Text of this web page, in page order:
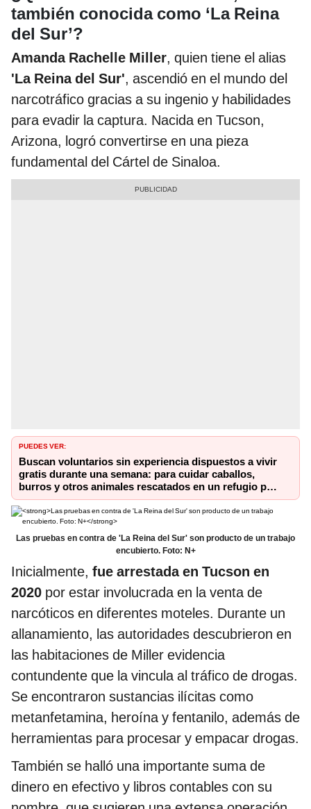
también conocida como ‘La Reina
del Sur’?
Amanda Rachelle Miller, quien tiene el alias
'La Reina del Sur', ascendió en el mundo del
narcotráfico gracias a su ingenio y habilidades
para evadir la captura. Nacida en Tucson,
Arizona, logró convertirse en una pieza
fundamental del Cártel de Sinaloa.
PUEDES VER:
Buscan voluntarios sin experiencia dispuestos a vivir
gratis durante una semana: para cuidar caballos,
burros y otros animales rescatados en un refugio por
2 horas
Las pruebas en contra de 'La Reina del Sur' son producto de un trabajo
encubierto. Foto: N+
Inicialmente, fue arrestada en Tucson en
2020 por estar involucrada en la venta de
narcóticos en diferentes moteles. Durante un
allanamiento, las autoridades descubrieron en
las habitaciones de Miller evidencia
contundente que la vincula al tráfico de drogas.
Se encontraron sustancias ilícitas como
metanfetamina, heroína y fentanilo, además de
herramientas para procesar y empacar drogas.
También se halló una importante suma de
dinero en efectivo y libros contables con su